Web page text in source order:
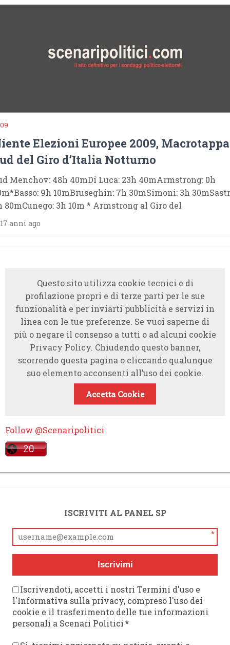
Elezioni Europee 2009, Macrotappa
del Giro d’Italia Notturno
Menchov: 48h 40mDi Luca: 23h 40mArmstrong: 0h
9h 10mBruseghin: 7h 30mSimoni: 3h
80mCunego: 3h 10m * Armstrong al Giro del
anni ago
Questo sito utilizza cookie tecnici e di
profilazione propri e di terze parti per le sue
funzionalità e per inviarti pubblicità e servizi in
linea con le tue preferenze. Se vuoi saperne di
più o negare il consenso a tutti o ad alcuni cookie
Privacy Policy. Chiudendo questo banner,
scorrendo questa pagina o cliccando qualunque
suo elemento acconsenti all’uso dei cookie.
Accetta Cookie
Follow @Scenaripolitici
ISCRIVITI AL PANEL SP
*
Iscrivimi
Iscrivendoti, accetti i nostri Termini d'uso e
l'Informativa sulla privacy, compreso l'uso dei
cookie e il trasferimento delle tue informazioni
personali a Scenari Politici*